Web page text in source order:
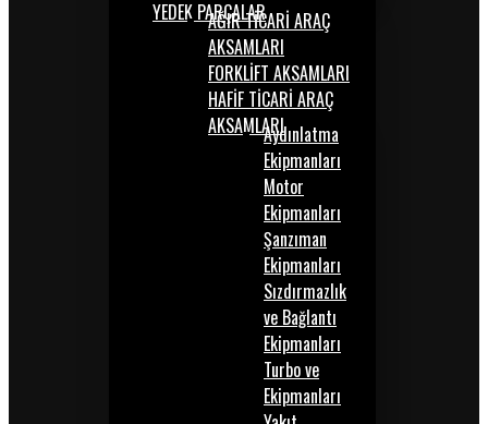
YEDEK PARÇALARAĞIR TİCARİ ARAÇ
AKSAMLARI
FORKLİFT AKSAMLARI
HAFİF TİCARİ ARAÇ
AKSAMLARIAydınlatma
Ekipmanları
Motor
Ekipmanları
Şanzıman
Ekipmanları
Sızdırmazlık
ve Bağlantı
Ekipmanları
Turbo ve
Ekipmanları